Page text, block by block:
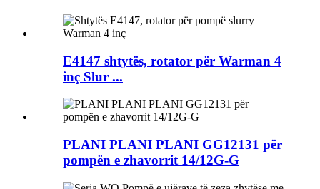
E4147 shtytës, rotator për Warman 4
inç Slur ...
PLANI PLANI PLANI GG12131 për
pompën e zhavorrit 14/12G-G